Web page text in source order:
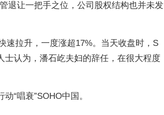
退让一把手之位，公司股权结构也并未发
速拉升，一度涨超17%。当天收盘时，S
士认为，潘石屹夫妇的辞任，在很大程度
“唱衰”SOHO中国。